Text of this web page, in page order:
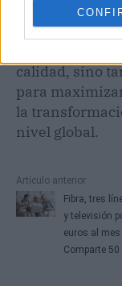
El objetivo
ser líder en
calidad, sino
para
la
nivel global.
Artículo anterior
Fibra, tres
y televisión
euros al mes
Comparte 50